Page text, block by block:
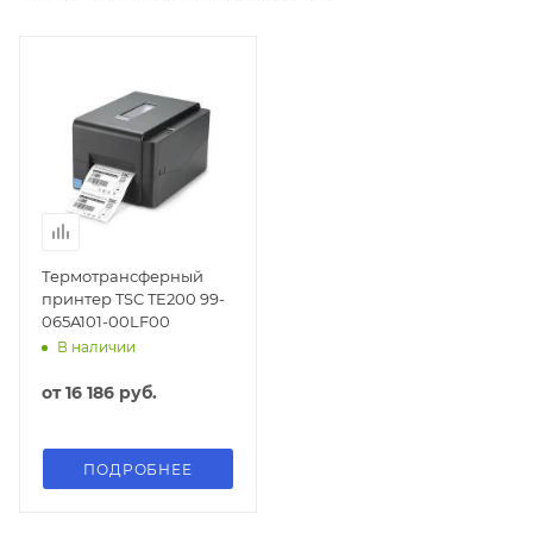
Термотрансферный
принтер TSC TE200 99-
065A101-00LF00
В наличии
от16 186 руб.
ПОДРОБНЕЕ